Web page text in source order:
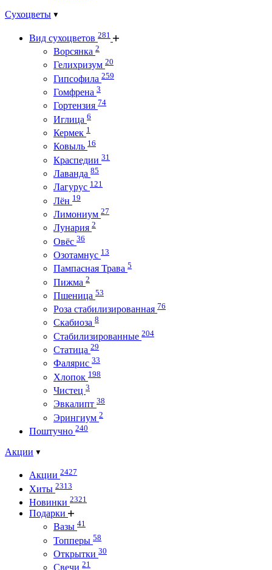
Сухоцветы
Вид сухоцветов 281
Ворсянка 2
Гелихризум 20
Гипсофила 259
Гомфрена 3
Гортензия 74
Иглица 6
Кермек 1
Ковыль 16
Краспедии 31
Лаванда 85
Лагурус 121
Лён 19
Лимониум 27
Лунария 2
Овёс 36
Озотамнус 13
Пампасная Трава 5
Пижма 2
Пшеница 53
Роза стабилизированная 76
Скабиоза 8
Стабилизированные 204
Статица 29
Фалярис 33
Хлопок 198
Чистец 3
Эвкалипт 38
Эрингиум 2
Поштучно 240
Акции
Акции 2427
Хиты 2313
Новинки 2321
Подарки
Вазы 41
Топперы 58
Открытки 30
Свечи 21